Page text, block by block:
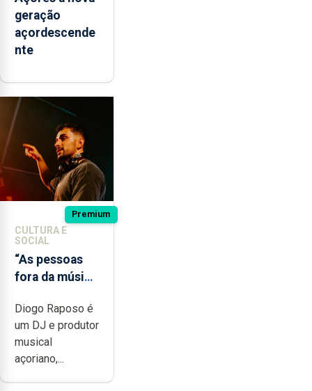
geração
açordescende
nte
Premium
CULTURA E
SOCIAL
“As pessoas
fora da música
noção do quão
difícil é
produzir uma
música”
Diogo Raposo é
um DJ e produtor
musical
açoriano,...